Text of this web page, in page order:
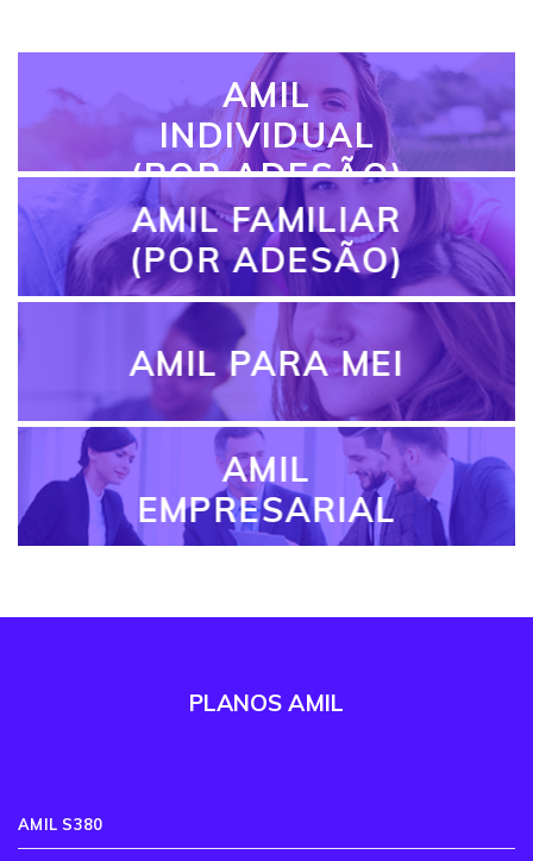
AMIL
INDIVIDUAL
(POR ADESÃO)
AMIL FAMILIAR
(POR ADESÃO)
AMIL PARA MEI
AMIL
EMPRESARIAL
PLANOS AMIL
AMIL S380